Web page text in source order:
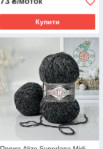
Купити